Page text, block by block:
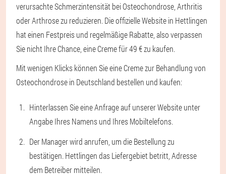
verursachte Schmerzintensität bei Osteochondrose, Arthritis
oder Arthrose zu reduzieren. Die offizielle Website in Hettlingen
hat einen Festpreis und regelmäßige Rabatte, also verpassen
Sie nicht Ihre Chance, eine Creme für 49 € zu kaufen.
Mit wenigen Klicks können Sie eine Creme zur Behandlung von
Osteochondrose in Deutschland bestellen und kaufen:
Hinterlassen Sie eine Anfrage auf unserer Website unter
Angabe Ihres Namens und Ihres Mobiltelefons.
Der Manager wird anrufen, um die Bestellung zu
bestätigen. Hettlingen das Liefergebiet betritt, Adresse
dem Betreiber mitteilen.